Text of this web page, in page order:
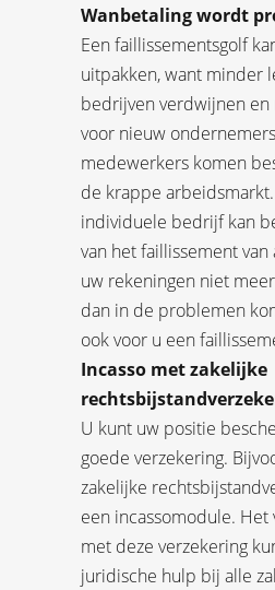
Wanbetaling wordt
Een faillissementsgolf
uitpakken, want minder
bedrijven verdwijnen en
voor nieuw
medewerkers komen
de krappe
individuele bedrijf kan
van het faillissement
uw rekeningen niet
dan in de problemen
ook voor u een
Incasso met zakelijke
U kunt uw positie
goede verzekering.
zakelijke
een incassomodule.
met deze verzekering
juridische hulp bij alle